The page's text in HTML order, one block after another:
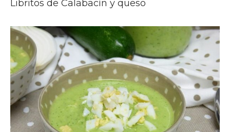
Libritos de Calabacín y queso